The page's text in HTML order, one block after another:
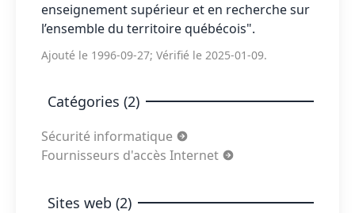
enseignement supérieur et en recherche sur
l’ensemble du territoire québécois".
Ajouté le 1996-09-27; Vérifié le 2025-01-09.
Catégories (2)
Sécurité informatique
Fournisseurs d'accès Internet
Sites web (2)